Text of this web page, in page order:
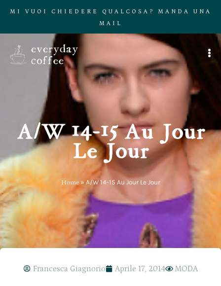
MI VUOI CHIEDERE QUALCOSA? MANDA UNA
MAIL
A/W 14-15 Au Jour
Le Jour
Home» A/W 14-15 Au Jour Le Jour
Francesca Giagnorio Aprile 17, 2014 MODA